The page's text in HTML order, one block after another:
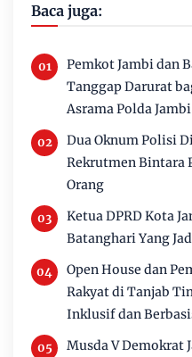
Baca juga:
Pemkot Jambi dan
Tanggap Darurat
Asrama Polda Jambi
Dua Oknum Polisi
Rekrutmen Bintara
Orang
Ketua DPRD Kota
Batanghari Yang
Open House dan
Rakyat di Tanjab
Inklusif dan
Musda V Demokrat